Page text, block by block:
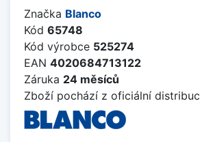
Značka Blanco
Kód 65748
Kód výrobce 525274
EAN 4020684713122
Záruka 24 měsíců
Zboží pochází z oficiální